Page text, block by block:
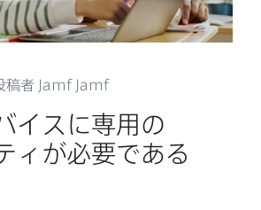
稿者 Jamf Jamf
イスに​専用の​
ィが​必要である​